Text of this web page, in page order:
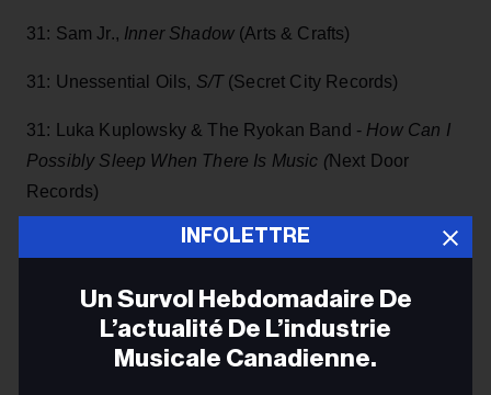
31: Sam Jr., Inner Shadow (Arts & Crafts)
31: Unessential Oils, S/T(Secret City Records)
31: Luka Kuplowsky & The Ryokan Band - HowCan I
Possibly Sleep When There Is Music (Next Door
Records)
INFOLETTRE
Un Survol Hebdomadaire De
L’actualité De L’industrie
Musicale Canadienne.